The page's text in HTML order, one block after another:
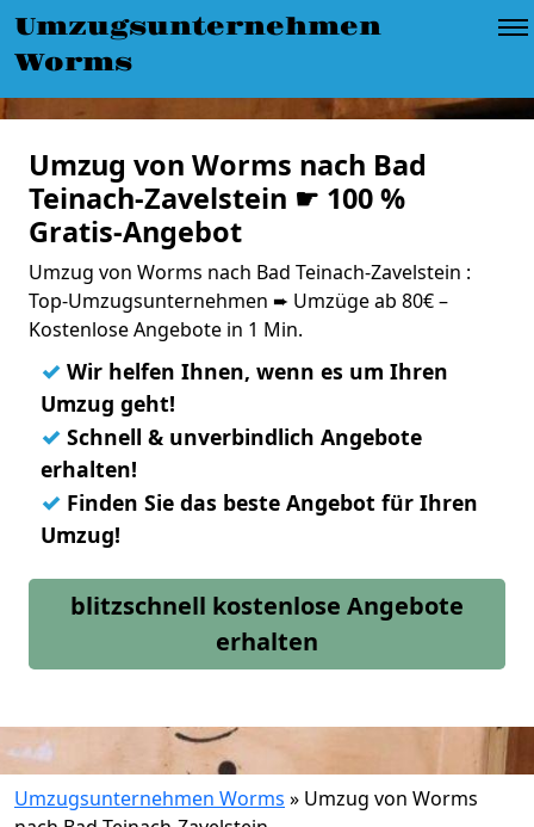
Umzugsunternehmen
Worms
Umzug von Worms nach Bad
Teinach-Zavelstein ☛ 100 %
Gratis-Angebot
Umzug von Worms nach Bad Teinach-Zavelstein :
Top-Umzugsunternehmen ➨ Umzüge ab 80€ –
Kostenlose Angebote in 1 Min.
✓ Wir helfen Ihnen, wenn es um Ihren
Umzug geht!
✓ Schnell & unverbindlich Angebote
erhalten!
✓ Finden Sie das beste Angebot für Ihren
Umzug!
blitzschnell kostenlose Angebote
erhalten
Umzugsunternehmen Worms » Umzug von Worms